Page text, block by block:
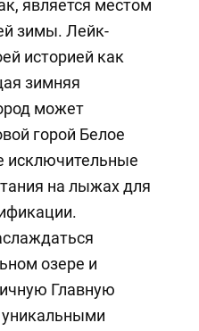
является местом
зимы. Лейк-
историей как
зимняя
может
горой Белое
исключительные
на лыжах для
озере и
Главную